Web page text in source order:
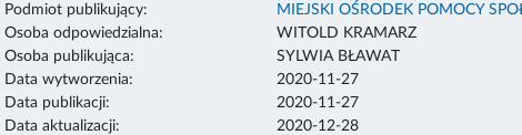
Podmiot publikujący:
MIEJSKI OŚRODEK POMOCY
Osoba odpowiedzialna:
WITOLD KRAMARZ
Osoba publikująca:
SYLWIA BŁAWAT
Data wytworzenia:
2020-11-27
Data publikacji:
2020-11-27
Data aktualizacji:
2020-12-28